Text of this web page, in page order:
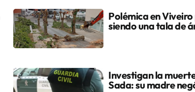
Polémica en
siendo una tala de
Investigan la
Sada: su madre